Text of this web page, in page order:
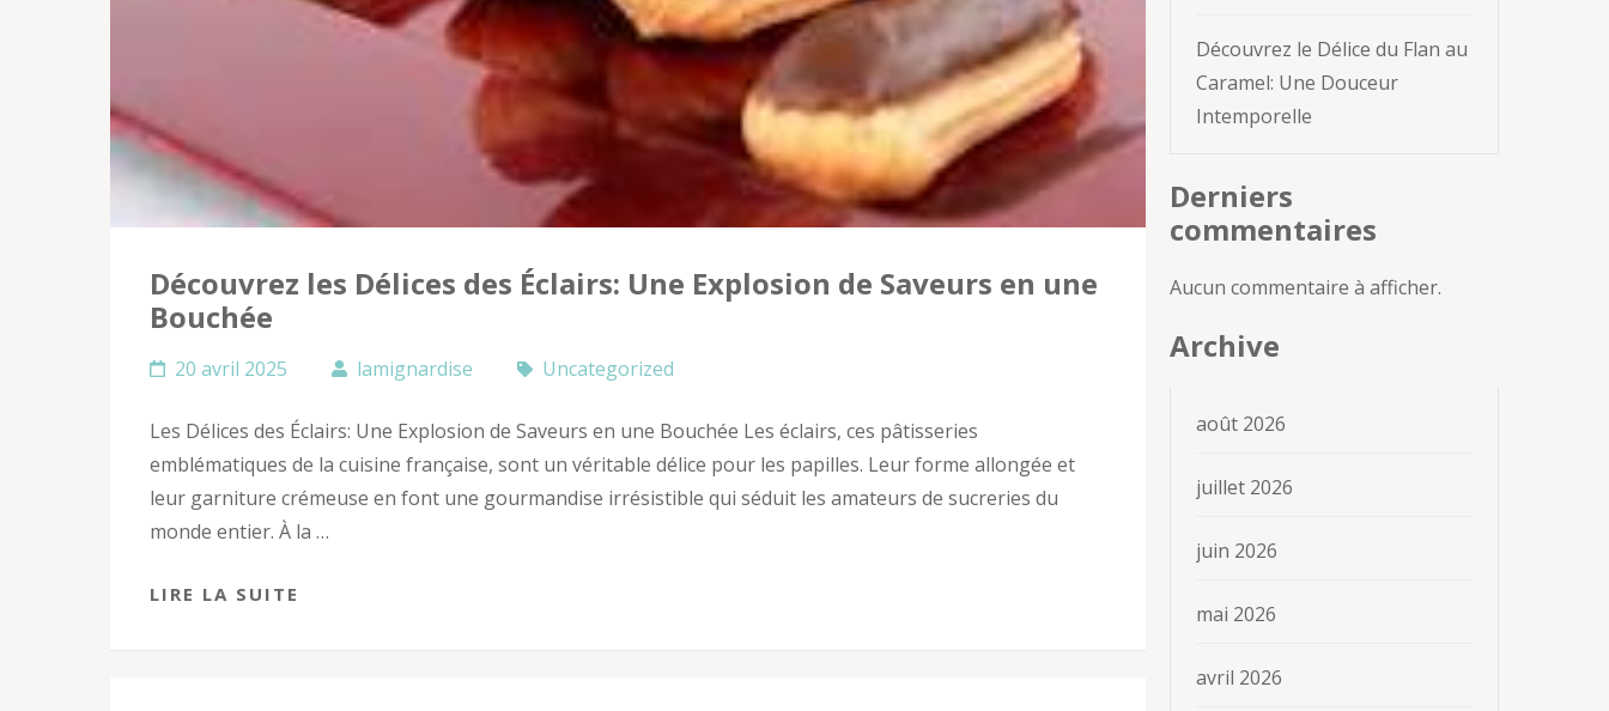
Découvrez les Délices des Éclairs: Une Explosion de Saveurs en une
Bouchée
20 avril 2025 lamignardise Uncategorized
Les Délices des Éclairs: Une Explosion de Saveurs en une Bouchée Les éclairs, ces pâtisseries
emblématiques de la cuisine française, sont un véritable délice pour les papilles. Leur forme allongée et
leur garniture crémeuse en font une gourmandise irrésistible qui séduit les amateurs de sucreries du
monde entier. À la …
LIRE LA SUITE
Découvrez le Délice du Flan au
Caramel: Une Douceur
Intemporelle
Derniers
commentaires
Aucun commentaire à afficher.
Archive
août 2026
juillet 2026
juin 2026
mai 2026
avril 2026